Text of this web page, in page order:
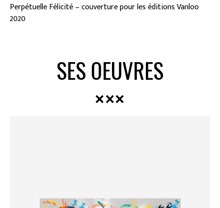
Perpétuelle Félicité – couverture pour les éditions Vanloo
2020
SES OEUVRES